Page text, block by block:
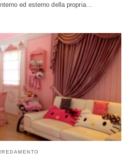
ed esterno della propria…